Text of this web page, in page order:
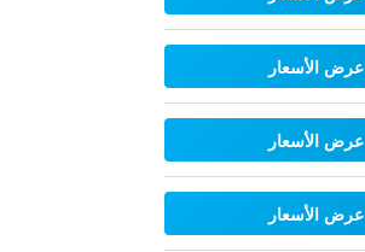
عرض الأسعار
عرض الأسعار
عرض الأسعار